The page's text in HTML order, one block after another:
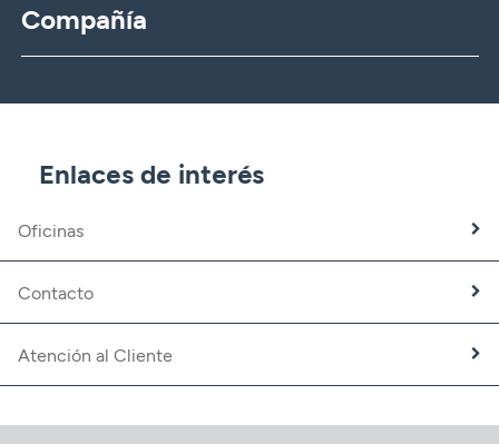
Compañía
CBNK Gestión de Activos
CBNK Mediación de Seguros
Banca Partner
Trabaja con nosotros
Fundación CBNK
Enlaces de interés
Oficinas
Contacto
Atención al Cliente